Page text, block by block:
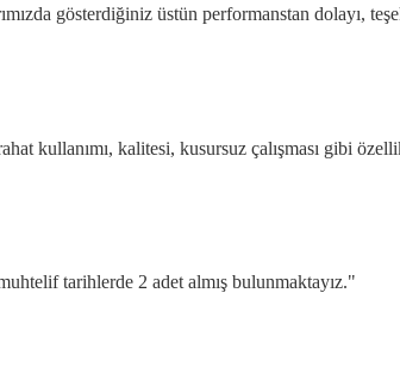
gösterdiğiniz üstün performanstan dolayı,
kullanımı, kalitesi, kusursuz çalışması gibi
tarihlerde 2 adet almış bulunmaktayız."